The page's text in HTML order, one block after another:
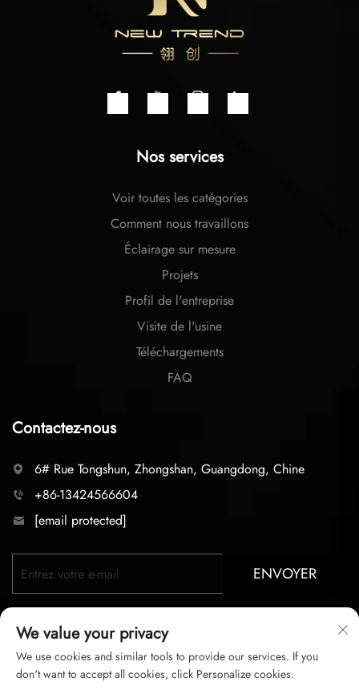
Nos services
Voir toutes les catégories
Comment nous travaillons
Éclairage sur mesure
Projets
Profil de l'entreprise
Visite de l'usine
Téléchargements
FAQ
Contactez-nous
6# Rue Tongshun, Zhongshan, Guangdong, Chine
+86-13424566604
[email protected]
ENVOYER
We value your privacy
We use cookies and similar tools to provide our services. If you
don't want to accept all cookies, click Personalize cookies.